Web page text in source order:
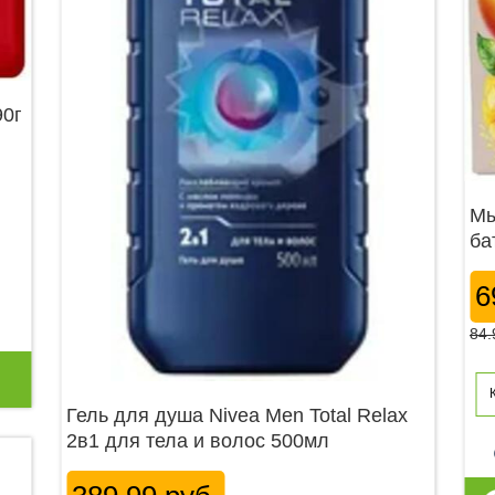
Гель для душа Nivea Men Total Relax
2в1 для тела и волос 500мл